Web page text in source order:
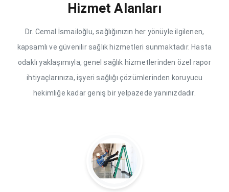
Hizmet Alanları
Dr. Cemal İsmailoğlu, sağlığınızın her yönüyle ilgilenen,
kapsamlı ve güvenilir sağlık hizmetleri sunmaktadır. Hasta
odaklı yaklaşımıyla, genel sağlık hizmetlerinden özel rapor
ihtiyaçlarınıza, işyeri sağlığı çözümlerinden koruyucu
hekimliğe kadar geniş bir yelpazede yanınızdadır.